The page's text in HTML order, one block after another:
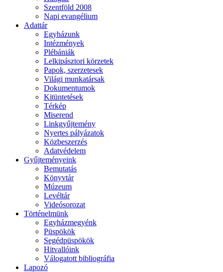
Szentföld 2008
Napi evangélium
Adattár
Egyházunk
Intézmények
Plébániák
Lelkipásztori körzetek
Papok, szerzetesek
Világi munkatársak
Dokumentumok
Kitüntetések
Térkép
Miserend
Linkgyűjtemény
Nyertes pályázatok
Közbeszerzés
Adatvédelem
Gyűjteményeink
Bemutatás
Könyvtár
Múzeum
Levéltár
Videósorozat
Történelmünk
Egyházmegyénk
Püspökök
Segédpüspökök
Hitvallóink
Válogatott bibliográfia
Lapozó